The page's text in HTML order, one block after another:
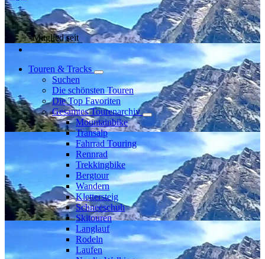
Mitglied seit
Touren & Tracks
Suchen
Die schönsten Touren
Die Top Favoriten
Gesamtes Tourenarchiv
Mountainbike
Transalp
Fahrrad Touring
Rennrad
Trekkingbike
Bergtour
Wandern
Klettersteig
Schneeschuh
Skitouren
Langlauf
Rodeln
Laufen